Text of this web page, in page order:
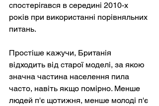
спостерігався в середині 2010-х
років при використанні порівняльних
питань.
Простіше кажучи, Британія
відходить від старої моделі, за якою
значна частина населення пила
часто, навіть якщо помірно. Менше
людей п'є щотижня, менше молоді п'є